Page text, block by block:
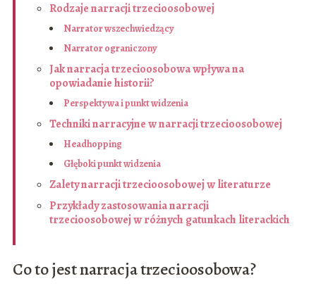
Rodzaje narracji trzecioosobowej
Narrator wszechwiedzący
Narrator ograniczony
Jak narracja trzecioosobowa wpływa na
opowiadanie historii?
Perspektywa i punkt widzenia
Techniki narracyjne w narracji trzecioosobowej
Headhopping
Głęboki punkt widzenia
Zalety narracji trzecioosobowej w literaturze
Przykłady zastosowania narracji
trzecioosobowej w różnych gatunkach literackich
Co to jest narracja trzecioosobowa?